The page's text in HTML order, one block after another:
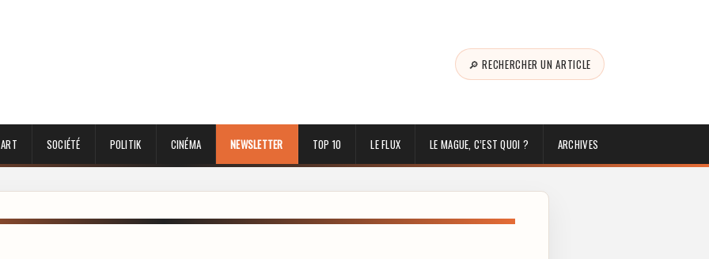
🔎 RECHERCHER UN ARTICLE
SOCIÉTÉ POLITIK CINÉMA NEWSLETTER TOP 10 LE FLUX LE MAGUE, C’EST QUOI ? ARCHIVES